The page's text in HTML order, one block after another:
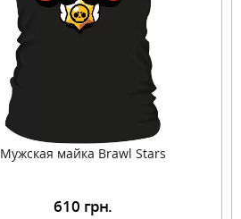
Мужская майка Brawl Stars
610 грн.
Подробнее